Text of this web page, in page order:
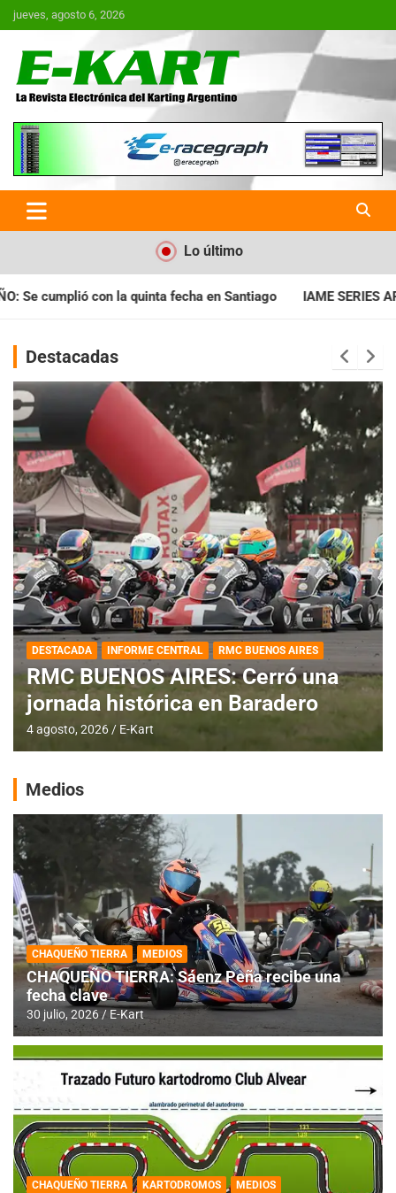
Saltar
al
jueves, agosto 6, 2026
E-Kart.com.ar | La Revista
Electrónica del Karting en
Argentina
Lo último
en Santiago IAME SERIES ARGENTINA: Horarios para la
Destacadas
DESTACADA INFORME CENTRAL RMC BUENOS AIRES
RMC BUENOS AIRES: Cerró una
jornada histórica en Baradero
4 agosto, 2026 E-Kart
Medios
CHAQUEÑO TIERRA MEDIOS
CHAQUEÑO TIERRA: Sáenz Peña recibe una
fecha clave
30 julio, 2026 E-Kart
CHAQUEÑO TIERRA KARTODROMOS MEDIOS